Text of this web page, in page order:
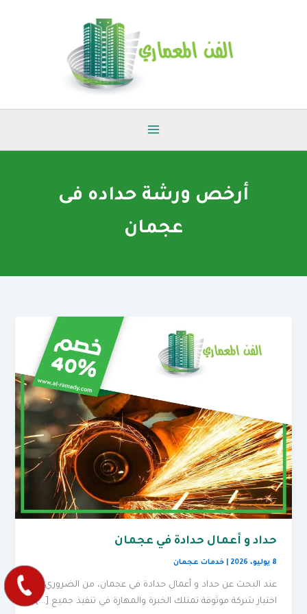
أرخص ورشة حداده فى
عجمان
حداد و أعمال حدادة في عجمان
8 يوليو، 2026 |خدمات عجمان
عند البحث عن حداد و أعمال حدادة في عجمان، من الضروري
اختيار شركة موثوقة تمتلك الخبرة والمهارة في تنفيذ جميع […]